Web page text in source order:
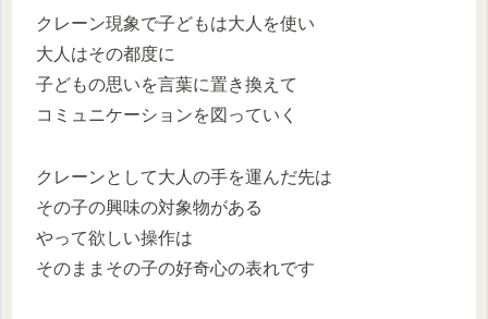
クレーン現象で子どもは大人を使い
大人はその都度に
子どもの思いを言葉に置き換えて
コミュニケーションを図っていく
クレーンとして大人の手を運んだ先は
その子の興味の対象物がある
やって欲しい操作は
そのままその子の好奇心の表れです